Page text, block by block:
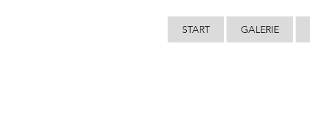
START GALERIE